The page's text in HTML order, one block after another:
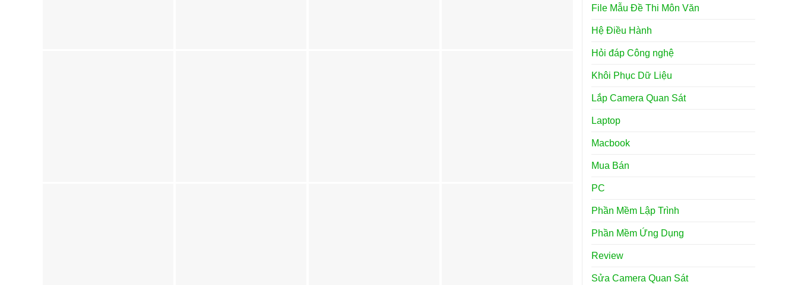
File Mẫu Đề Thi Môn Văn
Hệ Điều Hành
Hỏi đáp Công nghệ
Khôi Phục Dữ Liệu
Lắp Camera Quan Sát
Laptop
Macbook
Mua Bán
PC
Phần Mềm Lập Trình
Phần Mềm Ứng Dụng
Review
Sửa Camera Quan Sát